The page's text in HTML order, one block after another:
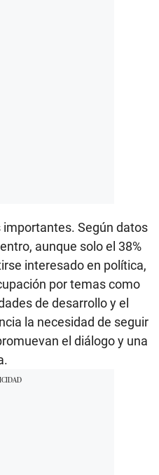
Según datos
aunque solo el 38%
interesado en política,
por temas como
de desarrollo y el
la necesidad de seguir
el diálogo y una